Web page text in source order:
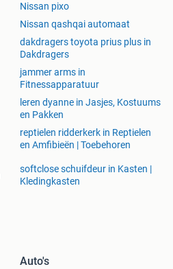
Nissan pixo
Nissan qashqai automaat
dakdragers toyota prius plus in
Dakdragers
jammer arms in
Fitnessapparatuur
leren dyanne in Jasjes, Kostuums
en Pakken
reptielen ridderkerk in Reptielen
en Amfibieën | Toebehoren
softclose schuifdeur in Kasten |
Kledingkasten
Auto's